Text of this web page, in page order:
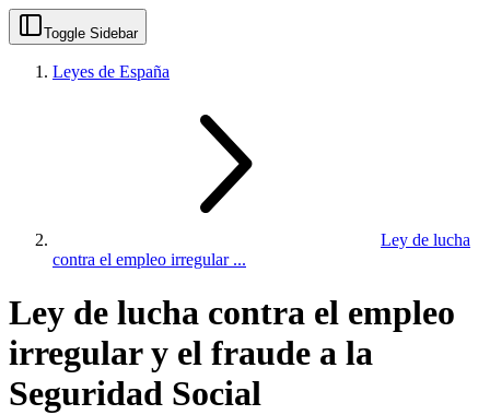
Toggle Sidebar
Leyes de España
Ley de lucha
contra el empleo irregular ...
Ley de lucha contra el empleo
irregular y el fraude a la
Seguridad Social